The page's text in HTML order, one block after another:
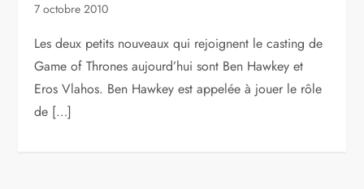
7 octobre 2010
Les deux petits nouveaux qui rejoignent le casting de
Game of Thrones aujourd’hui sont Ben Hawkey et
Eros Vlahos. Ben Hawkey est appelée à jouer le rôle
de […]